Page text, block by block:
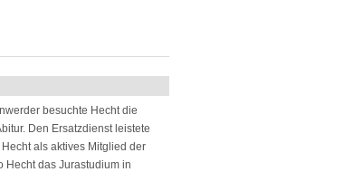
besuchte Hecht die
Den Ersatzdienst leistete
als aktives Mitglied der
Hecht das Jurastudium in